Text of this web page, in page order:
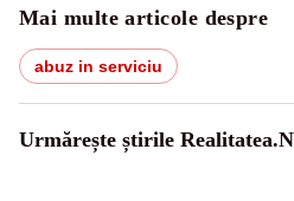
Mai multe articole despre
abuz in serviciu
Urmărește știrile